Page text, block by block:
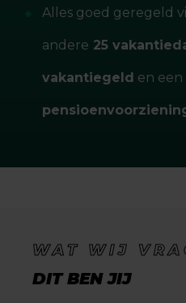
Alles goed geregeld
andere 25
vakantiegeld en een
WAT WIJ
DIT BEN JIJ